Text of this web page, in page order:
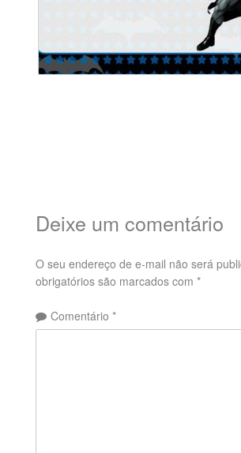
Deixe um comentário
O seu endereço de e-mail não será
obrigatórios são marcados com *
Comentário *